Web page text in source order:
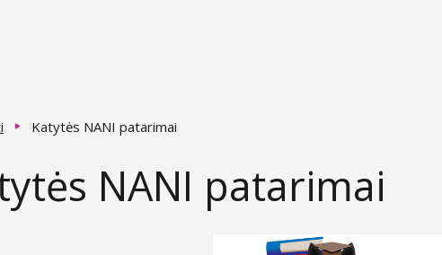
Katytės NANI patarimai
NANI patarimai